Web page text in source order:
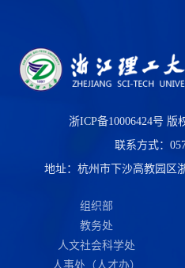
浙ICP备10006424号 版
联系方式：
地址：杭州市下沙高教园区
组织部
教务处
人文社会科学处
人事处（人才办）